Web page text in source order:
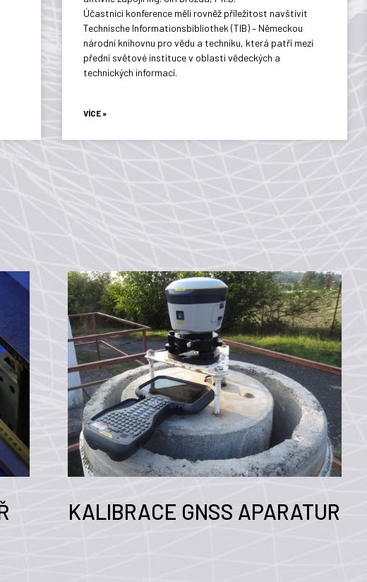
Účastníci konference měli rovněž příležitost navštívit
Technische Informationsbibliothek (TIB) – Německou
národní knihovnu pro vědu a techniku, která patří mezi
přední světové instituce v oblasti vědeckých a
technických informací.
VÍCE »
KALIBRACE GNSS APARATUR